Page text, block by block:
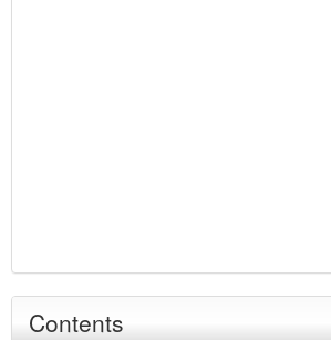
Contents